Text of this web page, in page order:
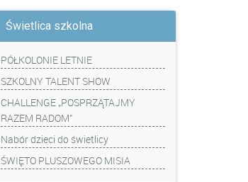
Świetlica szkolna
PÓŁKOLONIE LETNIE
SZKOLNY TALENT SHOW
CHALLENGE „POSPRZĄTAJMY
RAZEM RADOM”
Nabór dzieci do świetlicy
ŚWIĘTO PLUSZOWEGO MISIA